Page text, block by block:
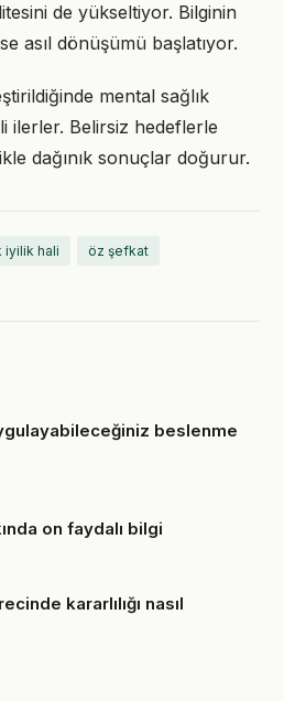
de yükseltiyor. Bilginin
asıl dönüşümü başlatıyor.
mental sağlık
ilerler. Belirsiz hedeflerle
dağınık sonuçlar doğurur.
hali öz şefkat
beslenme
on faydalı bilgi
kararlılığı nasıl